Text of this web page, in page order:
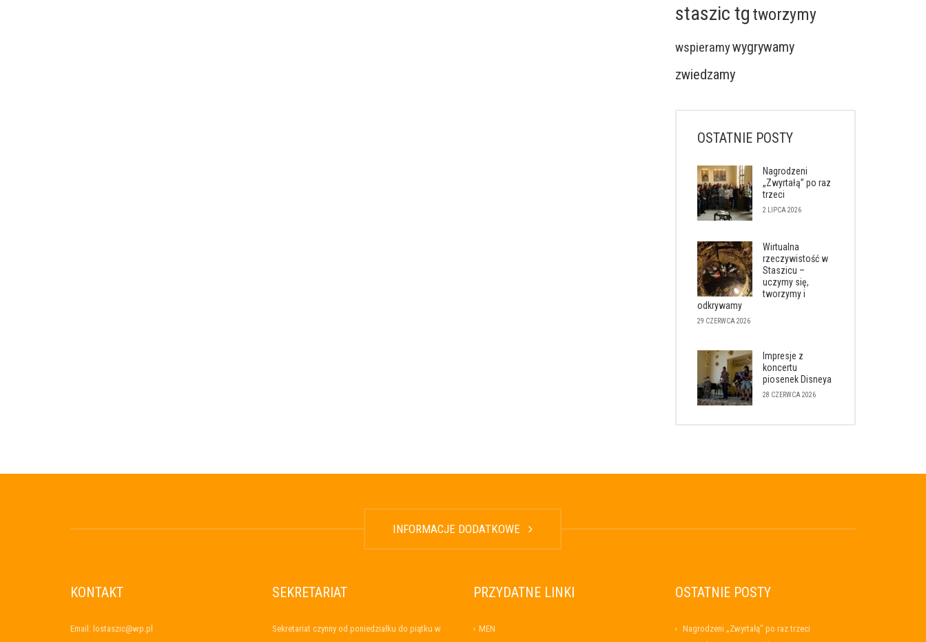
staszic tg tworzymy
wspieramywygrywamy
zwiedzamy
OSTATNIE POSTY
Nagrodzeni
„Zwyrtałą” po raz
trzeci
2 LIPCA 2026
Wirtualna
rzeczywistość w
Staszicu –
uczymy się,
tworzymy i
odkrywamy
29 CZERWCA 2026
Impresje z
koncertu
piosenek Disneya
28 CZERWCA 2026
INFORMACJE DODATKOWE
KONTAKT
Email: lostaszic@wp.pl
SEKRETARIAT
Sekretariat czynny od poniedziałku do piątku w
PRZYDATNE LINKI
MEN
OSTATNIE POSTY
Nagrodzeni „Zwyrtałą” po raz trzeci